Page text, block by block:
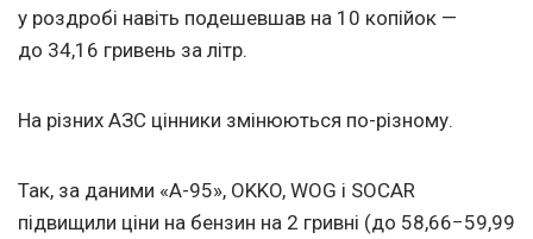
у роздробі навіть подешевшав на 10 копійок —
до 34,16 гривень за літр.
На різних АЗС цінники змінюються по-різному.
Так, за даними «А-95», OKKO, WOG і SOCAR
підвищили ціни на бензин на 2 гривні (до 58,66−59,99